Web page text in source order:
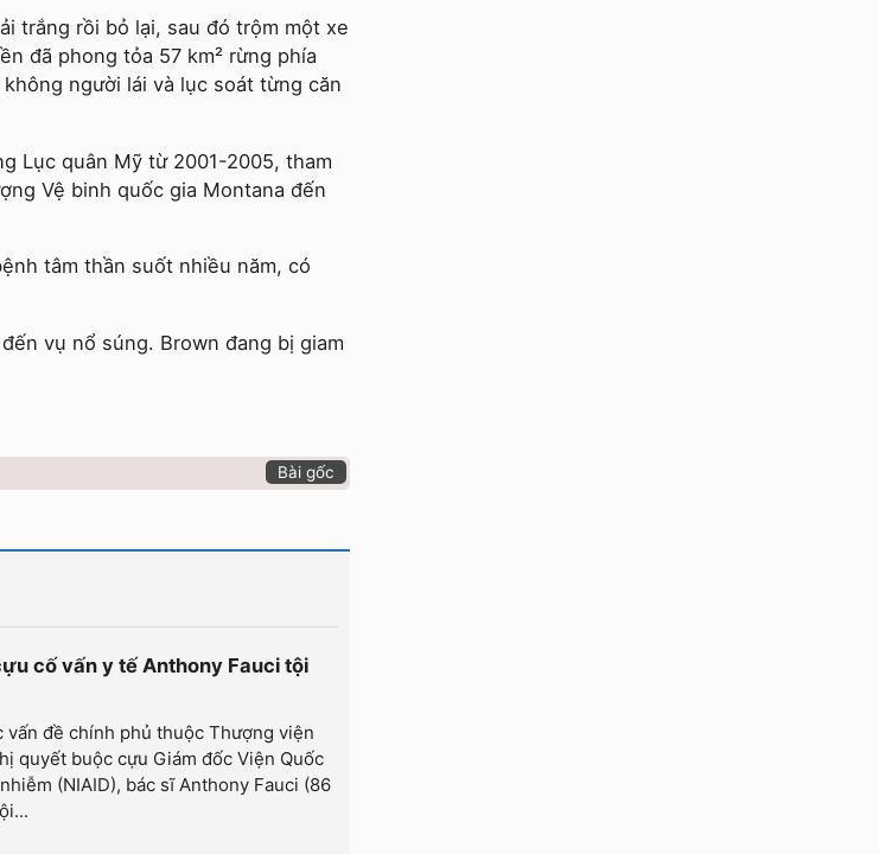
trắng rồi bỏ lại, sau đó trộm một xe
đã phong tỏa 57 km² rừng phía
người lái và lục soát từng căn
Lục quân Mỹ từ 2001-2005, tham
Vệ binh quốc gia Montana đến
tâm thần suốt nhiều năm, có
vụ nổ súng. Brown đang bị giam
Bài gốc
cố vấn y tế Anthony Fauci tội
vấn đề chính phủ thuộc Thượng viện
quyết buộc cựu Giám đốc Viện Quốc
(NIAID), bác sĩ Anthony Fauci (86